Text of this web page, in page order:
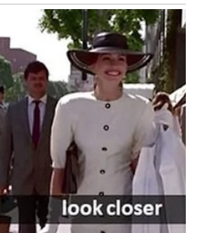
nije samo reč koju
podrška i
svi ti teški trenuci, on je
sreću koju zaslužuje.
ali i put iskupljenja. Sada
bolji život za sebe, da
pronađe unutrašnju